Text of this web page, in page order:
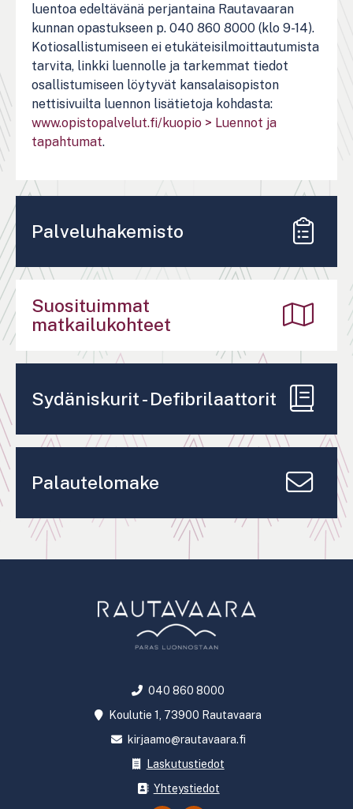
luentoa edeltävänä perjantaina Rautavaaran
kunnan opastukseen p. 040 860 8000 (klo 9-14).
Kotiosallistumiseen ei etukäteisilmoittautumista
tarvita, linkki luennolle ja tarkemmat tiedot
osallistumiseen löytyvät kansalaisopiston
nettisivuilta luennon lisätietoja kohdasta:
www.opistopalvelut.fi/kuopio > Luennot ja
tapahtumat.
Palveluhakemisto
Suosituimmat
matkailukohteet
Sydäniskurit - Defibrilaattorit
Palautelomake
040 860 8000
Koulutie 1, 73900 Rautavaara
kirjaamo@rautavaara.fi
Laskutustiedot
Yhteystiedot